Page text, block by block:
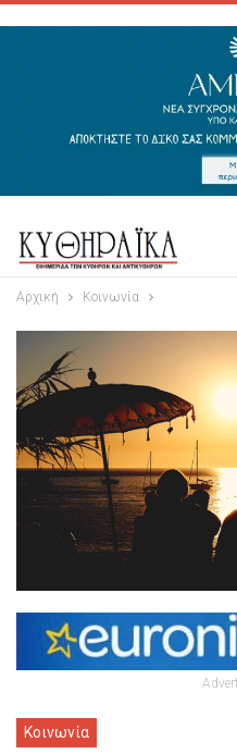
Αρχική Κοινωνία
Κοινωνία